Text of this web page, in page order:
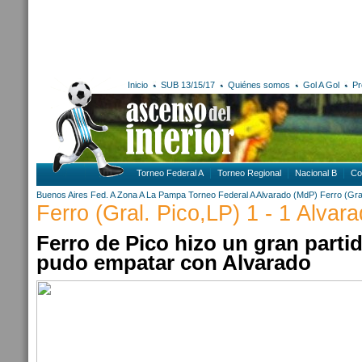
Inicio SUB 13/15/17 Quiénes somos Gol A Gol
Torneo Federal A Torneo Regional Nacional B
Buenos Aires Fed. A Zona A La Pampa Torneo Federal AAlvarado (MdP) Ferro
Ferro (Gral. Pico,LP) 1 - 1
Ferro de Pico hizo un gran
pudo empatar con Alvarado